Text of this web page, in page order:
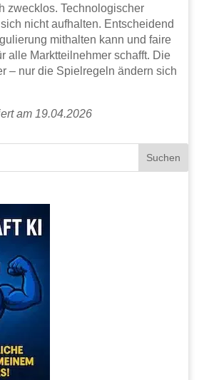
zwecklos. Technologischer
nicht aufhalten. Entscheidend
mithalten kann und faire
alle Marktteilnehmer schafft. Die
– nur die Spielregeln ändern sich
am 19.04.2026